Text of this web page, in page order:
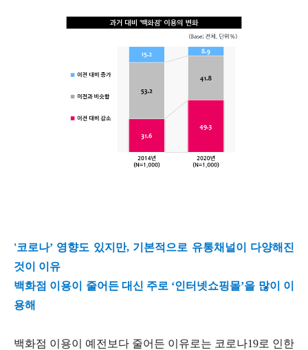
'코로나’ 영향도 있지만, 기본적으로 유통채널이 다양해진
것이 이유
백화점 이용이 줄어든 대신 주로 ‘인터넷쇼핑몰’을 많이 이
용해
백화점 이용이 예전보다 줄어든 이유로는 코로나19로 인한